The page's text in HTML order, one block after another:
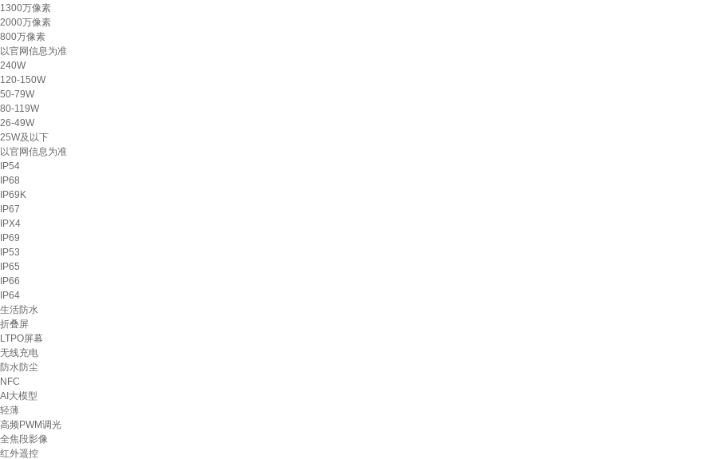
1300万像素
2000万像素
800万像素
以官网信息为准
240W
120-150W
50-79W
80-119W
26-49W
25W及以下
以官网信息为准
IP54
IP68
IP69K
IP67
IPX4
IP69
IP53
IP65
IP66
IP64
生活防水
折叠屏
LTPO屏幕
无线充电
防水防尘
NFC
AI大模型
轻薄
高频PWM调光
全焦段影像
红外遥控